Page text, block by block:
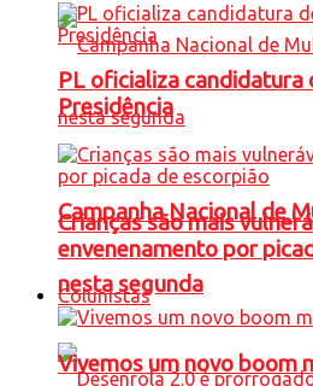
Campanha Nacional de
nesta segunda
PL oficializa candidatura
Presidência
Crianças são mais
envenenamento por
Colunistas
Vivemos um novo boom